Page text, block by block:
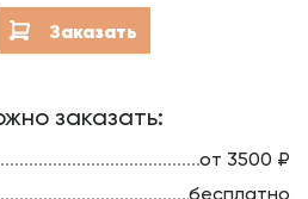
Заказать
заказать:
от 3500 ₽
бесплатно